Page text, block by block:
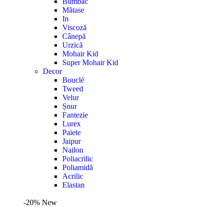
Mătase
In
Viscoză
Cânepă
Urzică
Mohair Kid
Super Mohair Kid
Decor
Bouclé
Tweed
Velur
Șnur
Fantezie
Lurex
Paiete
Jaipur
Nailon
Poliacrilic
Poliamidă
Acrilic
Elastan
-20% New